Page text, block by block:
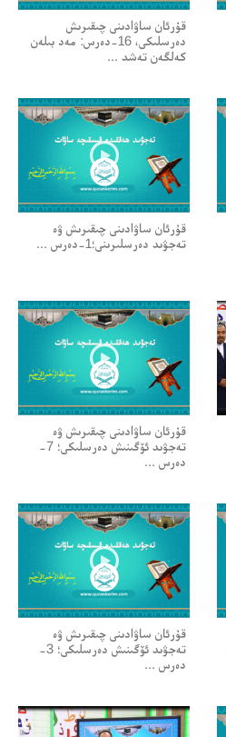
قۇرئان ساۋادىنى چىقىرىش
دەرسلىكى، 16-دەرس: مەد بىلەن
كەلگەن تەشد ...
قۇرئان ساۋادىنى چىقىرىش ۋە
تەجۋىد دەرسلىرىنى؛1-دەرس ...
قۇرئان ساۋادىنى چىقىرىش ۋە
تەجۋىد ئۆگىنىش دەرسلىكى؛ 7-
دەرس ...
قۇرئان ساۋادىنى چىقىرىش ۋە
تەجۋىد ئۆگىنىش دەرسلىكى؛ 3-
دەرس ...